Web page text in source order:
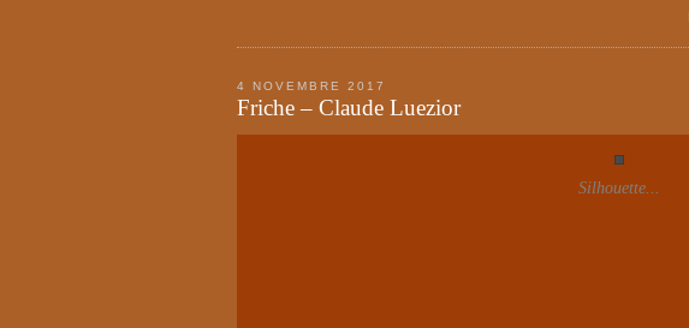
4 NOVEMBRE 2017
Friche – Claude Luezior
Silhouette...